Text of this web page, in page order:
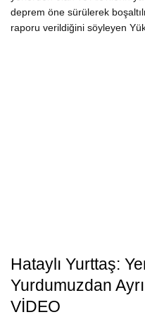
deprem öne sürülerek
raporu verildiğini söyleyen
Hataylı Yurttaş:
Yurdumuzdan
VİDEO